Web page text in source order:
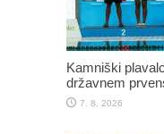
Kamniški
državnem
7. 8. 2026